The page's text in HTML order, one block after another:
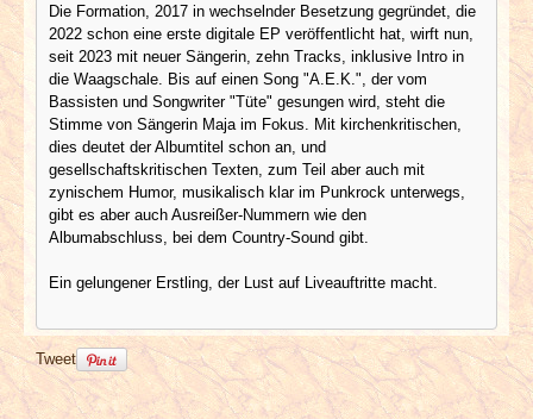
Die Formation, 2017 in wechselnder Besetzung gegründet, die
2022 schon eine erste digitale EP veröffentlicht hat, wirft nun,
seit 2023 mit neuer Sängerin, zehn Tracks, inklusive Intro in
die Waagschale. Bis auf einen Song "A.E.K.", der vom
Bassisten und Songwriter "Tüte" gesungen wird, steht die
Stimme von Sängerin Maja im Fokus. Mit kirchenkritischen,
dies deutet der Albumtitel schon an, und
gesellschaftskritischen Texten, zum Teil aber auch mit
zynischem Humor, musikalisch klar im Punkrock unterwegs,
gibt es aber auch Ausreißer-Nummern wie den
Albumabschluss, bei dem Country-Sound gibt.
Ein gelungener Erstling, der Lust auf Liveauftritte macht.
Tweet